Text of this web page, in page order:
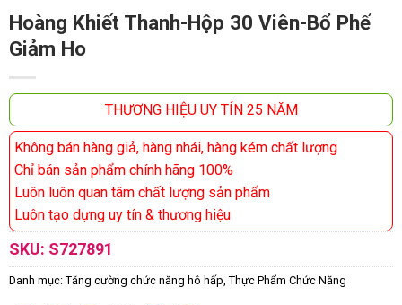
Hoàng Khiết Thanh-Hộp 30 Viên-Bổ Phế
Giảm Ho
THƯƠNG HIỆU UY TÍN 25 NĂM
Không bán hàng giả, hàng nhái, hàng kém chất lượng
Chỉ bán sản phẩm chính hãng 100%
Luôn luôn quan tâm chất lượng sản phẩm
Luôn tạo dựng uy tín & thương hiệu
SKU: S727891
Danh mục: Tăng cường chức năng hô hấp, Thực Phẩm Chức Năng